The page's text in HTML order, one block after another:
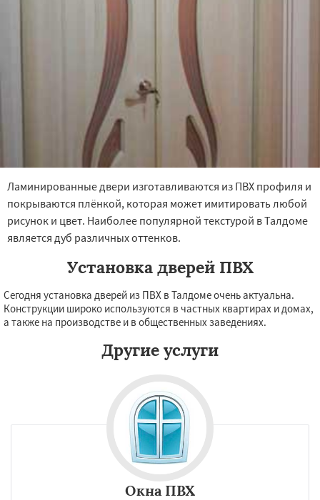
Ламинированные двери изготавливаются из ПВХ профиля и
покрываются плёнкой, которая может имитировать любой
рисунок и цвет. Наиболее популярной текстурой в Талдоме
является дуб различных оттенков.
Установка дверей ПВХ
Сегодня установка дверей из ПВХ в Талдоме очень актуальна.
Конструкции широко используются в частных квартирах и домах,
а также на производстве и в общественных заведениях.
Другие услуги
Окна ПВХ